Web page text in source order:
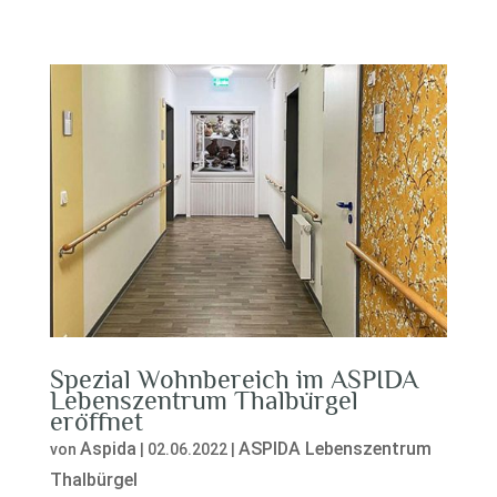
Spezial Wohnbereich im ASPIDA
Lebenszentrum Thalbürgel
eröffnet
von Aspida 02.06.2022| ASPIDA Lebenszentrum
Thalbürgel